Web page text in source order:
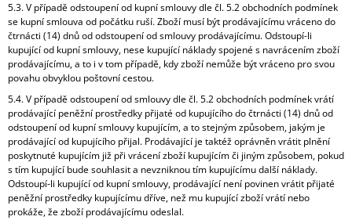
5.3. V případě odstoupení od kupní smlouvy dle čl. 5.2 obchodních podmínek
se kupní smlouva od počátku ruší. Zboží musí být prodávajícímu vráceno do
čtrnácti (14) dnů od odstoupení od smlouvy prodávajícímu. Odstoupí-li
kupující od kupní smlouvy, nese kupující náklady spojené s navrácením zboží
prodávajícímu, a to i v tom případě, kdy zboží nemůže být vráceno pro svou
povahu obvyklou poštovní cestou.
5.4. V případě odstoupení od smlouvy dle čl. 5.2 obchodních podmínek vrátí
prodávající peněžní prostředky přijaté od kupujícího do čtrnácti (14) dnů od
odstoupení od kupní smlouvy kupujícím, a to stejným způsobem, jakým je
prodávající od kupujícího přijal. Prodávající je taktéž oprávněn vrátit plnění
poskytnuté kupujícím již při vrácení zboží kupujícím či jiným způsobem, pokud
s tím kupující bude souhlasit a nevzniknou tím kupujícímu další náklady.
Odstoupí-li kupující od kupní smlouvy, prodávající není povinen vrátit přijaté
peněžní prostředky kupujícímu dříve, než mu kupující zboží vrátí nebo
prokáže, že zboží prodávajícímu odeslal.